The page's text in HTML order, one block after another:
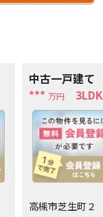
中古一戸建て
*** 万円 3LDK
高槻市芝生町２